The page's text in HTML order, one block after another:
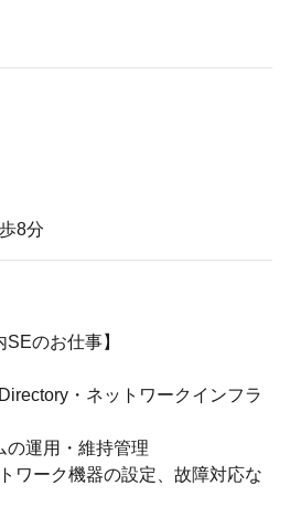
8分
SEのお仕事】
・ネットワークインフラ
運用・維持管理
ワーク機器の設定、故障対応な